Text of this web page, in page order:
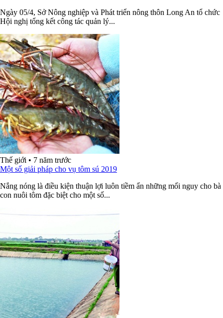
Ngày 05/4, Sở Nông nghiệp và Phát triển nông thôn Long An tổ chức
Hội nghị tổng kết công tác quản lý...
Thế giới • 7 năm trước
Một số giải pháp cho vụ tôm sú 2019
Nắng nóng là điều kiện thuận lợi luôn tiềm ẩn những mối nguy cho bà
con nuôi tôm đặc biệt cho một số...